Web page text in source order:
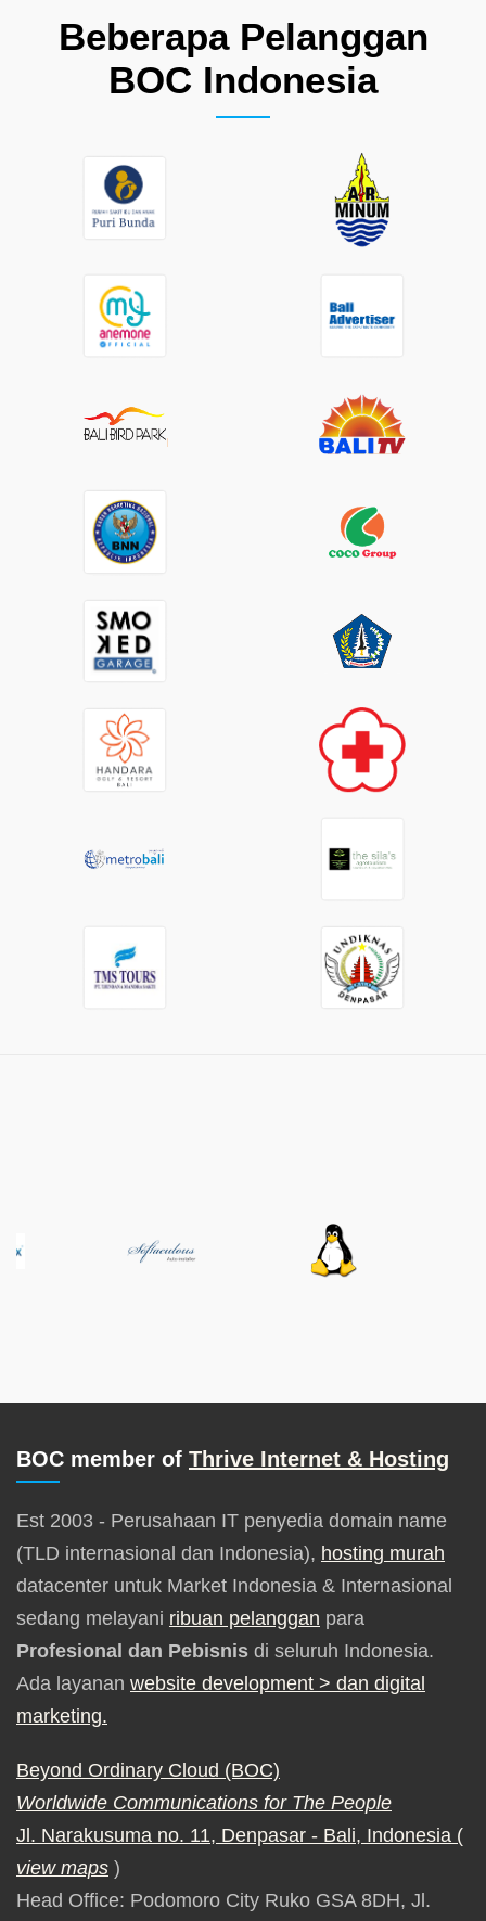
Beberapa Pelanggan
BOC Indonesia
BOC member of Thrive Internet & Hosting
Est 2003 - Perusahaan IT penyedia domain name
(TLD internasional dan Indonesia), hosting murah
datacenter untuk Market Indonesia & Internasional
sedang melayani ribuan pelanggan para
Profesional dan Pebisnis di seluruh Indonesia.
Ada layanan website development > dan digital
marketing.
Beyond Ordinary Cloud (BOC)
Worldwide Communications for The People
Jl. Narakusuma no. 11, Denpasar - Bali, Indonesia (
view maps )
Head Office: Podomoro City Ruko GSA 8DH, Jl.